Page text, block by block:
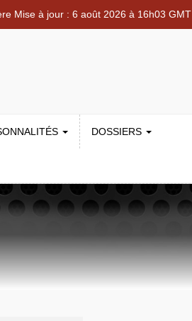
Mise à jour : 6 août 2026 à 16h03 GMT
DOSSIERS